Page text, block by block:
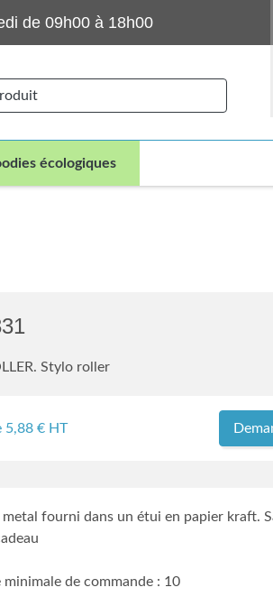
de 09h00 à 18h00
écologiques
Stylo roller
5,88 € HT
metal fourni dans un étui en papier kraft.
de commande : 10